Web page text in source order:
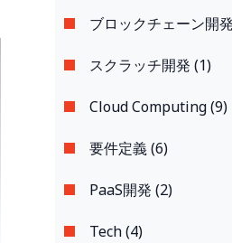
ブロックチェーン開
スクラッチ開発 (1)
Cloud Computing (9)
要件定義 (6)
PaaS開発 (2)
Tech (4)